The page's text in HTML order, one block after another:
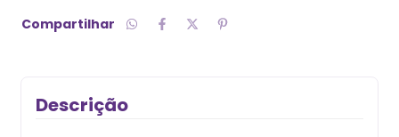
Compartilhar
Descrição